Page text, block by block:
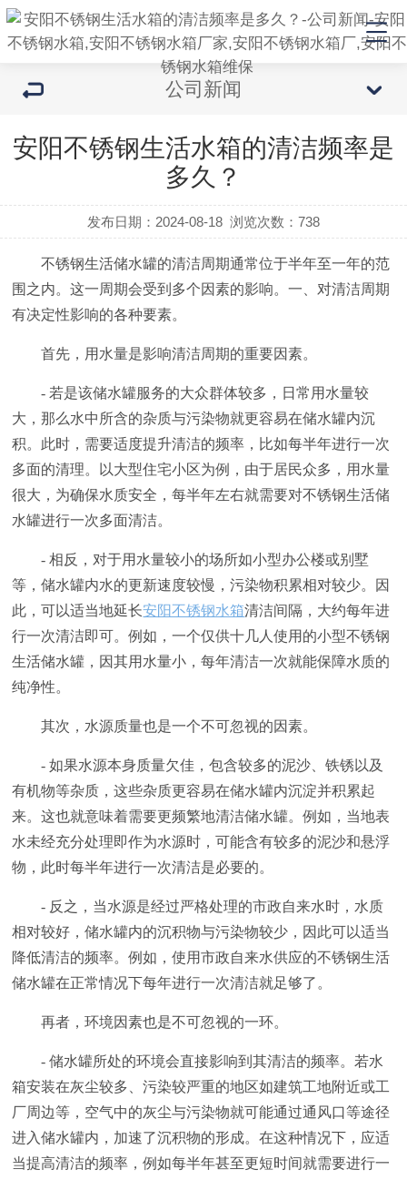
公司新闻
安阳不锈钢生活水箱的清洁频率是
多久？
发布日期：2024-08-18 浏览次数：738
不锈钢生活储水罐的清洁周期通常位于半年至一年的范
围之内。这一周期会受到多个因素的影响。一、对清洁周期
有决定性影响的各种要素。
首先，用水量是影响清洁周期的重要因素。
- 若是该储水罐服务的大众群体较多，日常用水量较
大，那么水中所含的杂质与污染物就更容易在储水罐内沉
积。此时，需要适度提升清洁的频率，比如每半年进行一次
多面的清理。以大型住宅小区为例，由于居民众多，用水量
很大，为确保水质安全，每半年左右就需要对不锈钢生活储
水罐进行一次多面清洁。
- 相反，对于用水量较小的场所如小型办公楼或别墅
等，储水罐内水的更新速度较慢，污染物积累相对较少。因
此，可以适当地延长安阳不锈钢水箱清洁间隔，大约每年进
行一次清洁即可。例如，一个仅供十几人使用的小型不锈钢
生活储水罐，因其用水量小，每年清洁一次就能保障水质的
纯净性。
其次，水源质量也是一个不可忽视的因素。
- 如果水源本身质量欠佳，包含较多的泥沙、铁锈以及
有机物等杂质，这些杂质更容易在储水罐内沉淀并积累起
来。这也就意味着需要更频繁地清洁储水罐。例如，当地表
水未经充分处理即作为水源时，可能含有较多的泥沙和悬浮
物，此时每半年进行一次清洁是必要的。
- 反之，当水源是经过严格处理的市政自来水时，水质
相对较好，储水罐内的沉积物与污染物较少，因此可以适当
降低清洁的频率。例如，使用市政自来水供应的不锈钢生活
储水罐在正常情况下每年进行一次清洁就足够了。
再者，环境因素也是不可忽视的一环。
- 储水罐所处的环境会直接影响到其清洁的频率。若水
箱安装在灰尘较多、污染较严重的地区如建筑工地附近或工
厂周边等，空气中的灰尘与污染物就可能通过通风口等途径
进入储水罐内，加速了沉积物的形成。在这种情况下，应适
当提高清洁的频率，例如每半年甚至更短时间就需要进行一